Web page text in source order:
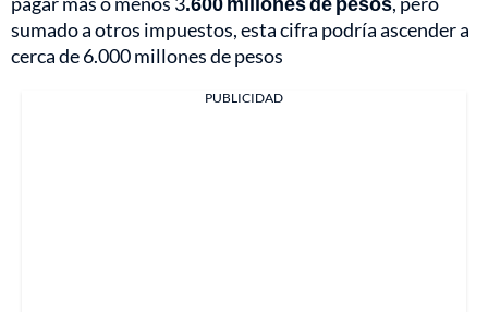
sumado a otros impuestos, esta cifra podría ascender a
cerca de 6.000 millones de pesos
PUBLICIDAD